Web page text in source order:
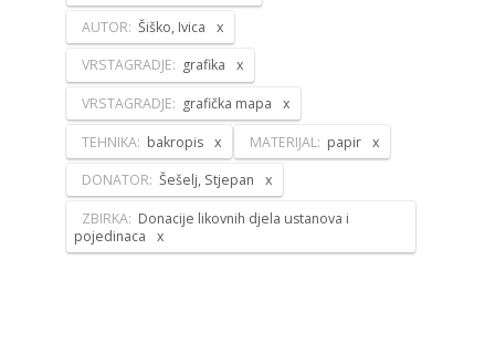
AUTOR: Šiško, Ivica
VRSTAGRADJE: grafika
VRSTAGRADJE: grafička mapa
TEHNIKA: bakropis MATERIJAL: papir
DONATOR: Šešelj, Stjepan
ZBIRKA: Donacije likovnih djela ustanova i
pojedinaca